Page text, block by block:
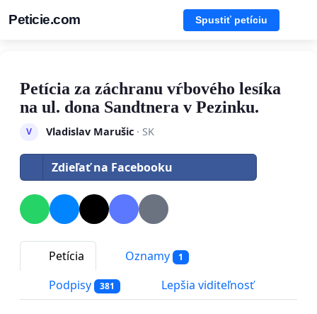
Peticie.com Spustiť petíciu
Petícia za záchranu vŕbového lesíka
na ul. dona Sandtnera v Pezinku.
V Vladislav Marušic· SK
Zdieľať na Facebooku
Petícia Oznamy 1
Podpisy 381 Lepšia viditeľnosť